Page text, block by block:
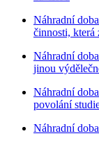
Náhradní
činnosti, která
Náhradní
jinou
Náhradní
povolání
Náhradní